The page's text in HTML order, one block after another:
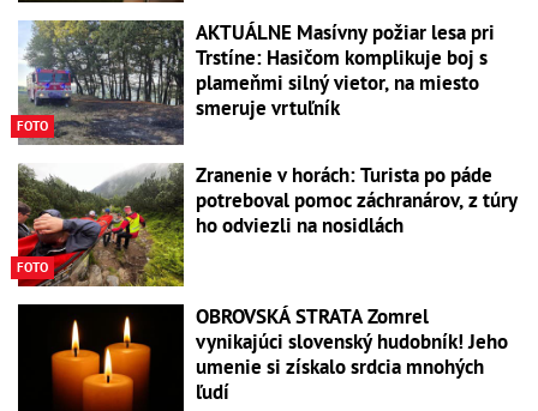
FOTO
AKTUÁLNE Masívny požiar lesa pri
Trstíne: Hasičom komplikuje boj s
plameňmi silný vietor, na miesto
smeruje vrtuľník
FOTO
Zranenie v horách: Turista po páde
potreboval pomoc záchranárov, z túry
ho odviezli na nosidlách
OBROVSKÁ STRATA Zomrel
vynikajúci slovenský hudobník! Jeho
umenie si získalo srdcia mnohých
ľudí